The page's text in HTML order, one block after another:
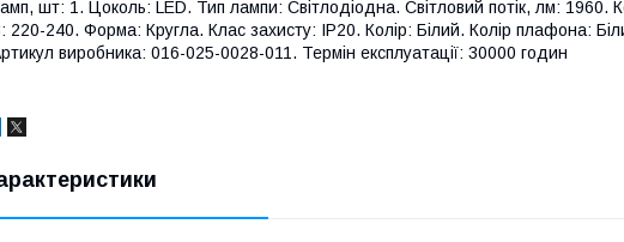
шт: 1. Цоколь: LED. Тип лампи: Світлодіодна. Світловий потік, лм: 1960.
220-240. Форма: Кругла. Клас захисту: IP20. Колір: Білий. Колір плафона:
виробника: 016-025-0028-011. Термін експлуатації: 30000 годин